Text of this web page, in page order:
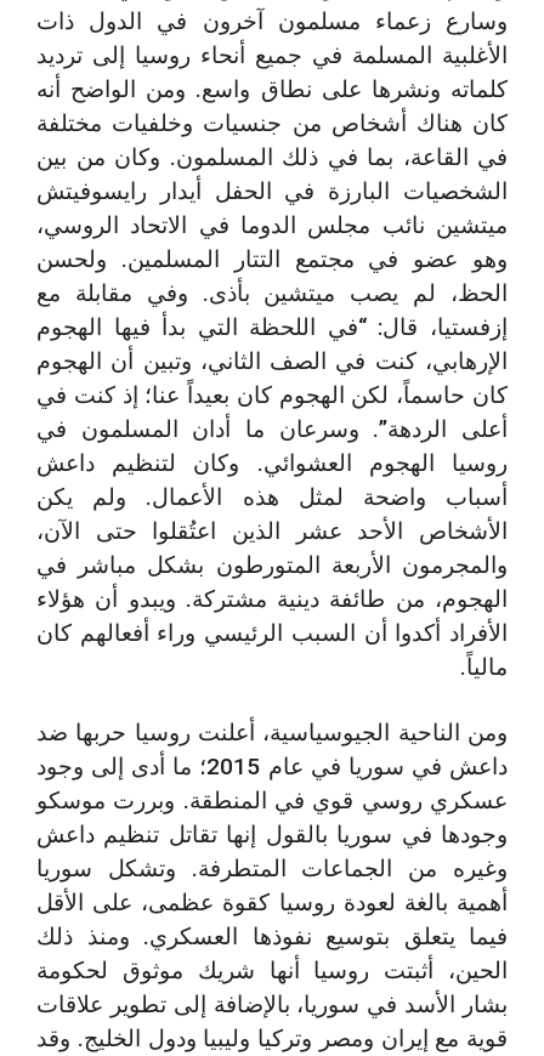
وسارع زعماء مسلمون آخرون في الدول ذات
الأغلبية المسلمة في جميع أنحاء روسيا إلى ترديد
كلماته ونشرها على نطاق واسع. ومن الواضح أنه
كان هناك أشخاص من جنسيات وخلفيات مختلفة
في القاعة، بما في ذلك المسلمون. وكان من بين
الشخصيات البارزة في الحفل أيدار رايسوفيتش
ميتشين نائب مجلس الدوما في الاتحاد الروسي،
وهو عضو في مجتمع التتار المسلمين. ولحسن
الحظ، لم يصب ميتشين بأذى. وفي مقابلة مع
إزفستيا، قال: “في اللحظة التي بدأ فيها الهجوم
الإرهابي، كنت في الصف الثاني، وتبين أن الهجوم
كان حاسماً، لكن الهجوم كان بعيداً عنا؛ إذ كنت في
أعلى الردهة”. وسرعان ما أدان المسلمون في
روسيا الهجوم العشوائي. وكان لتنظيم داعش
أسباب واضحة لمثل هذه الأعمال. ولم يكن
الأشخاص الأحد عشر الذين اعتُقلوا حتى الآن،
والمجرمون الأربعة المتورطون بشكل مباشر في
الهجوم، من طائفة دينية مشتركة. ويبدو أن هؤلاء
الأفراد أكدوا أن السبب الرئيسي وراء أفعالهم كان
مالياً.
ومن الناحية الجيوسياسية، أعلنت روسيا حربها ضد
داعش في سوريا في عام 2015؛ ما أدى إلى وجود
عسكري روسي قوي في المنطقة. وبررت موسكو
وجودها في سوريا بالقول إنها تقاتل تنظيم داعش
وغيره من الجماعات المتطرفة. وتشكل سوريا
أهمية بالغة لعودة روسيا كقوة عظمى، على الأقل
فيما يتعلق بتوسيع نفوذها العسكري. ومنذ ذلك
الحين، أثبتت روسيا أنها شريك موثوق لحكومة
بشار الأسد في سوريا، بالإضافة إلى تطوير علاقات
قوية مع إيران ومصر وتركيا وليبيا ودول الخليج. وقد